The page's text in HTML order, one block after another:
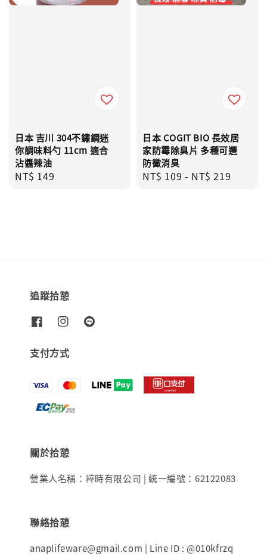
日本 吉川 304不鏽鋼迷
你調味料勺 11cm 適合
沾醬辣油
Regular
NT$ 149
日本 COGIT BIO 長效居
家防霉除臭片 多種可選
防黴消臭
Regular
NT$ 109 - NT$ 219
追蹤拾憩
支付方式
關於拾憩
營業人名稱：粹時有限公司 | 統一編號：62122083
聯絡拾憩
anaplifeware@gmail.com | Line ID : @010kfrzq